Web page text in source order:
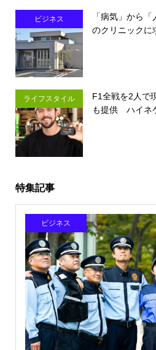
ビジネス
「病気」から
のクリニックに
ライフスタイル
F1全戦を2人で
も提供 ハイネ
特集記事
ビジネス